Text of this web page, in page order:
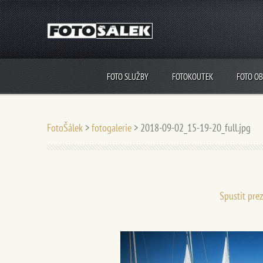
FOTO SLUŽBY FOTOKOUTEK FOTO
FotoŠálek >fotogalerie > 2018-09-02_15-19-20_full.jpg
Spustit